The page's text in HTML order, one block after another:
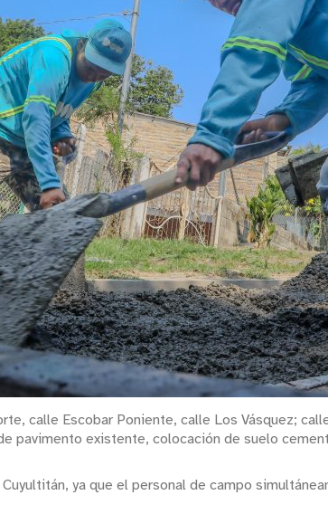
calle Escobar Poniente, calle Los Vásquez;
pavimento existente, colocación de suelo
ya que el personal de campo